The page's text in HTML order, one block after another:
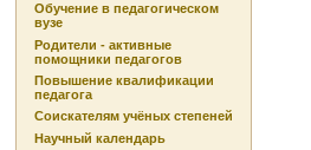
Обучение в педагогическом
вузе
Родители - активные
помощники педагогов
Повышение квалификации
педагога
Соискателям учёных степеней
Научный календарь